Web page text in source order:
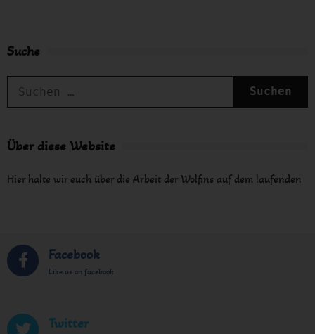
Suche
Über diese Website
Hier halte wir euch über die Arbeit der Wolfins auf dem laufenden
Facebook
Like us on facebook
Twitter